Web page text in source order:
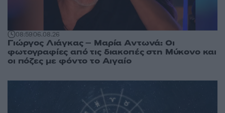
08:5906.08.26
Γιώργος Λιάγκας – Μαρία Αντωνά: Οι
φωτογραφίες από τις διακοπές στη Μύκονο και
οι πόζες με φόντο το Αιγαίο